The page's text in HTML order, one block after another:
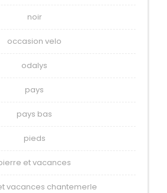
noir
occasion velo
odalys
pays
pays bas
pieds
et vacances
vacances chantemerle